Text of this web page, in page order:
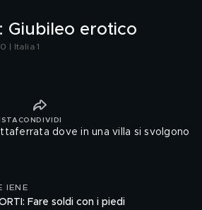
Giubileo erotico
| Italia 1
CONDIVIDI
dove in una villa si svolgono
IENE
Fare soldi con i piedi